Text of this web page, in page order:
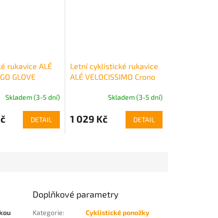
rukavice ALÉ
GLOVE
Skladem (3-5 dní)
DETAIL
Letní cyklistické rukavice
ALÉ VELOCISSIMO Crono
Skladem (3-5 dní)
1 029 Kč DETAIL
Doplňkové parametry
Kategorie: Cyklistické ponožky